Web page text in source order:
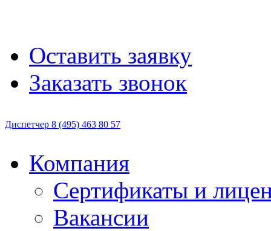
Оставить заявку
Заказать звонок
Диспетчер 8 (495) 463 80 57
Компания
Сертификаты и
Вакансии